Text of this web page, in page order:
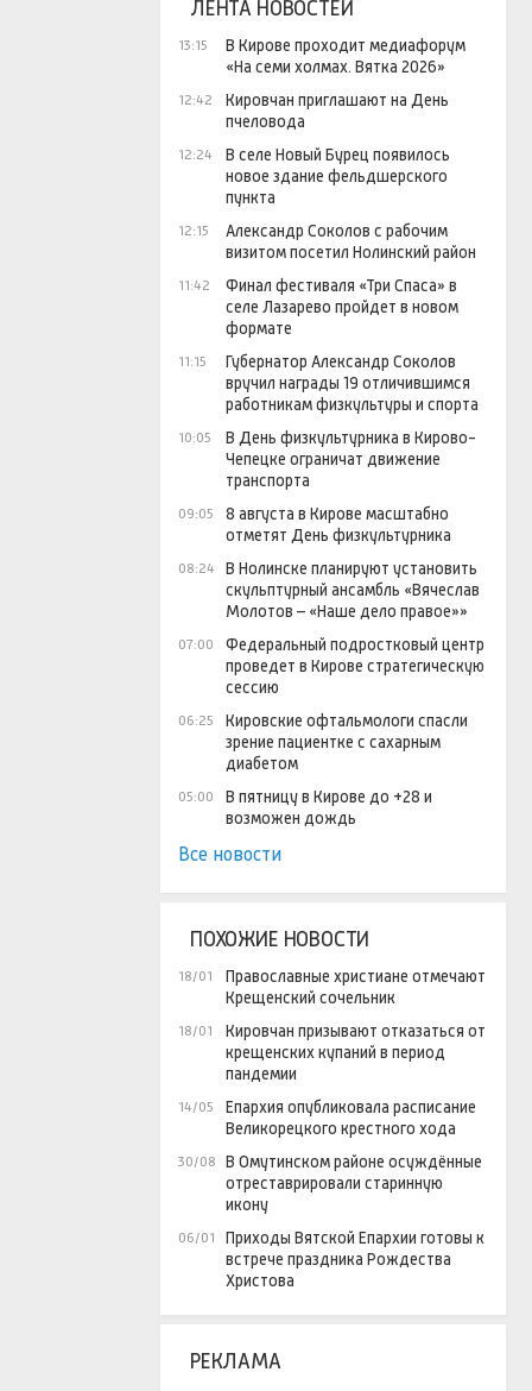
ЛЕНТА НОВОСТЕЙ
13:15
В Кирове проходит медиафорум
«На семи холмах. Вятка 2026»
12:42
Кировчан приглашают на День
пчеловода
12:24
В селе Новый Бурец появилось
новое здание фельдшерского
пункта
12:15
Александр Соколов с рабочим
визитом посетил Нолинский район
11:42
Финал фестиваля «Три Спаса» в
селе Лазарево пройдет в новом
формате
11:15
Губернатор Александр Соколов
вручил награды 19 отличившимся
работникам физкультуры и спорта
10:05
В День физкультурника в Кирово-
Чепецке ограничат движение
транспорта
09:05
8 августа в Кирове масштабно
отметят День физкультурника
08:24
В Нолинске планируют установить
скульптурный ансамбль «Вячеслав
Молотов – «Наше дело правое»»
07:00
Федеральный подростковый центр
проведет в Кирове стратегическую
сессию
06:25
Кировские офтальмологи спасли
зрение пациентке с сахарным
диабетом
05:00
В пятницу в Кирове до +28 и
возможен дождь
Все новости
ПОХОЖИЕ НОВОСТИ
18/01
Православные христиане отмечают
Крещенский сочельник
18/01
Кировчан призывают отказаться от
крещенских купаний в период
пандемии
14/05
Епархия опубликовала расписание
Великорецкого крестного хода
30/08
В Омутинском районе осуждённые
отреставрировали старинную
икону
06/01
Приходы Вятской Епархии готовы к
встрече праздника Рождества
Христова
РЕКЛАМА